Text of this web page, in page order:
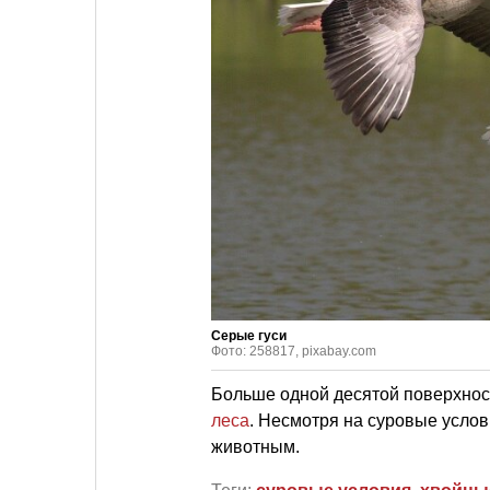
Серые гуси
Фото: 258817, pixabay.com
Больше одной десятой
леса. Несмотря на суровые
животным.